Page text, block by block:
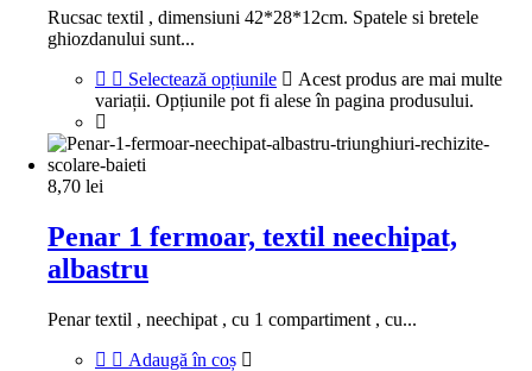
Rucsac textil , dimensiuni 42*28*12cm. Spatele si bretele
ghiozdanului sunt...
Selectează opțiunile
Acest produs are mai multe
variații. Opțiunile pot fi alese în pagina produsului.
8,70 lei
Penar 1 fermoar, textil neechipat,
albastru
Penar textil , neechipat , cu 1 compartiment , cu...
Adaugă în coș